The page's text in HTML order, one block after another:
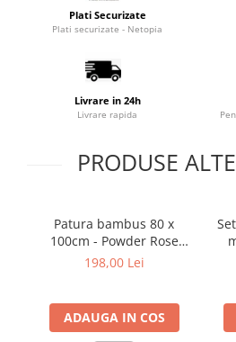
Saltele masa de infasat
Perne pentru bebe
Pompe de san
Saltele 127x 63 cm
Saltele 140x70 cm
Saltele120x60 cm
Saltelute de activitati
Plati Securizate
Plati securizate - Netopia
Livrare in 24h
Livrare rapida
PRODUSE
Patura bambus 80 x
100cm - Powder Rose
Macaroon
198,00 Lei
ADAUGA IN COS